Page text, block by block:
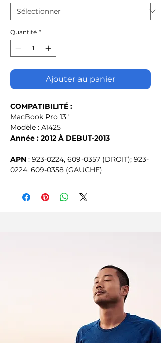
Quantité *
Ajouter au panier
COMPATIBILITÉ :
MacBook Pro 13"
Modèle : A1425
Année : 2012 À DEBUT-2013
APN : 923-0224, 609-0357 (DROIT); 923-
0224, 609-0358 (GAUCHE)